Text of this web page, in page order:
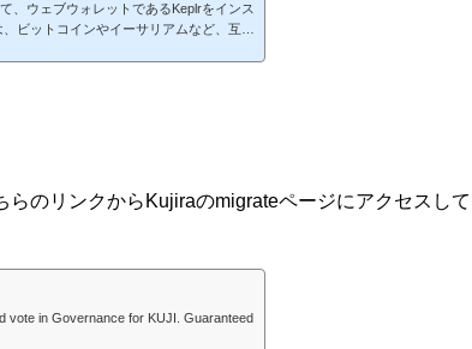
、ウェブウォレットであるKeplrをインス
ビットコインやイーサリアムなど、互換
のリンクからKujiraのmigrateページにアクセスして
vote in Governance for KUJI. Guaranteed